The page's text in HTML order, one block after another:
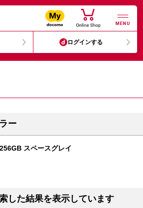
MENU
ログインする
ー
スペースグレイ
した結果を表示しています